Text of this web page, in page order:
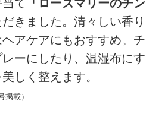
て 「ローズマリーのチン
きました。清々しい香り
アケアにもおすすめ。チ
ーにしたり、温湿布にす
しく整えます。
掲載）